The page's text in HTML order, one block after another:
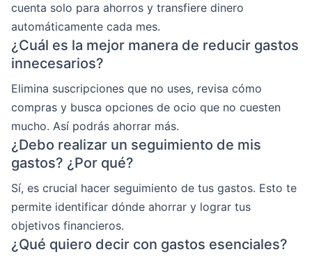
cuenta solo para ahorros y transfiere dinero
automáticamente cada mes.
¿Cuál es la mejor manera de reducir gastos
innecesarios?
Elimina suscripciones que no uses, revisa cómo
compras y busca opciones de ocio que no cuesten
mucho. Así podrás ahorrar más.
¿Debo realizar un seguimiento de mis
gastos? ¿Por qué?
Sí, es crucial hacer seguimiento de tus gastos. Esto te
permite identificar dónde ahorrar y lograr tus
objetivos financieros.
¿Qué quiero decir con gastos esenciales?